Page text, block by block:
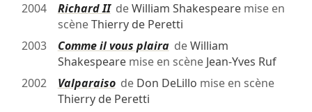
2004
Richard IIdeWilliam Shakespearemise en
scèneThierry de Peretti
2003
Comme il vous plairadeWilliam
Shakespearemise en scène Jean-Yves Ruf
2002
Valparaisode Don DeLillo mise en scène
Thierry de Peretti